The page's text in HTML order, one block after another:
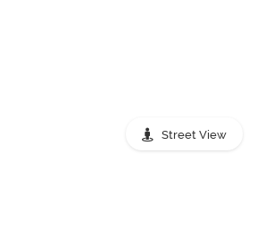
Street View